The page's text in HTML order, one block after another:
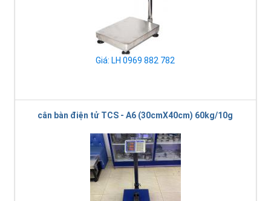
Giá: LH 0969 882 782
cân bàn điện tử TCS - A6 (30cmX40cm) 60kg/10g